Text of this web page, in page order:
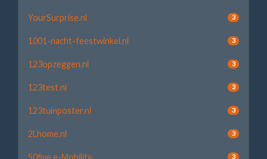
YourSurprise.nl 3
1001-nacht-feestwinkel.nl 3
123opzeggen.nl 3
123test.nl 3
123tuinposter.nl 3
2Lhome.nl 3
50five e-Mobility 3